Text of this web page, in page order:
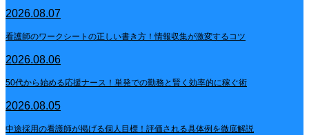
2026.08.07
看護師のワークシートの正しい書き方！情報収集が激変するコツ
2026.08.06
50代から始める応援ナース！単発での勤務と賢く効率的に稼ぐ術
2026.08.05
中途採用の看護師が掲げる個人目標！評価される具体例を徹底解説